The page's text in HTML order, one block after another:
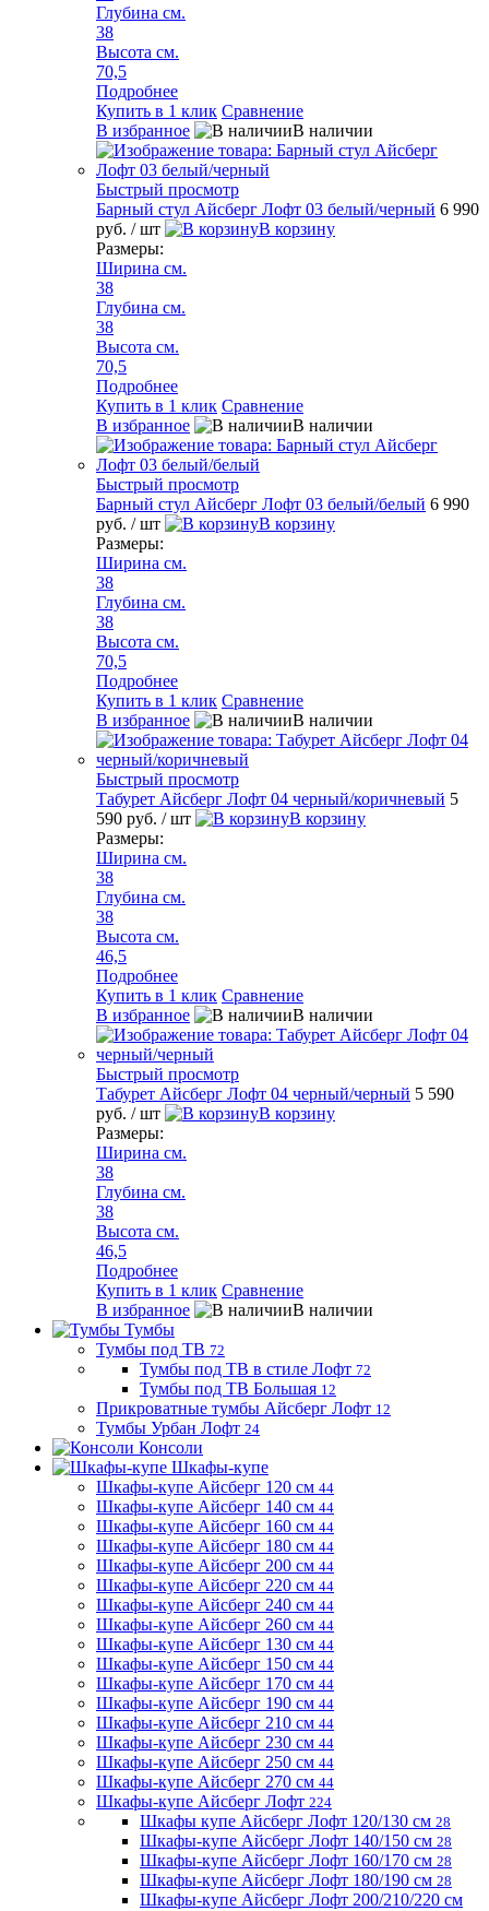
Глубина см.
38
Высота см.
70,5
Подробнее
Купить в 1 клик Сравнение
В избранное
В наличии
Быстрый просмотр
Барный стул Айсберг Лофт 03 белый/черный 6 990
руб. / шт
В корзину
Размеры:
Ширина см.
38
Глубина см.
38
Высота см.
70,5
Подробнее
Купить в 1 клик Сравнение
В избранное
В наличии
Быстрый просмотр
Барный стул Айсберг Лофт 03 белый/белый 6 990
руб. / шт
В корзину
Размеры:
Ширина см.
38
Глубина см.
38
Высота см.
70,5
Подробнее
Купить в 1 клик Сравнение
В избранное
В наличии
Быстрый просмотр
Табурет Айсберг Лофт 04 черный/коричневый 5
590 руб. / шт
В корзину
Размеры:
Ширина см.
38
Глубина см.
38
Высота см.
46,5
Подробнее
Купить в 1 клик Сравнение
В избранное
В наличии
Быстрый просмотр
Табурет Айсберг Лофт 04 черный/черный 5 590
руб. / шт
В корзину
Размеры:
Ширина см.
38
Глубина см.
38
Высота см.
46,5
Подробнее
Купить в 1 клик Сравнение
В избранное
В наличии
Тумбы
Тумбы под ТВ 72
Тумбы под ТВ в стиле Лофт 72
Тумбы под ТВ Большая 12
Прикроватные тумбы Айсберг Лофт 12
Тумбы Урбан Лофт 24
Консоли
Шкафы-купе
Шкафы-купе Айсберг 120 см 44
Шкафы-купе Айсберг 140 см 44
Шкафы-купе Айсберг 160 см 44
Шкафы-купе Айсберг 180 см 44
Шкафы-купе Айсберг 200 см 44
Шкафы-купе Айсберг 220 см 44
Шкафы-купе Айсберг 240 см 44
Шкафы-купе Айсберг 260 см 44
Шкафы-купе Айсберг 130 см 44
Шкафы-купе Айсберг 150 см 44
Шкафы-купе Айсберг 170 см 44
Шкафы-купе Айсберг 190 см 44
Шкафы-купе Айсберг 210 см 44
Шкафы-купе Айсберг 230 см 44
Шкафы-купе Айсберг 250 см 44
Шкафы-купе Айсберг 270 см 44
Шкафы-купе Айсберг Лофт 224
Шкафы купе Айсберг Лофт 120/130 см 28
Шкафы-купе Айсберг Лофт 140/150 см 28
Шкафы-купе Айсберг Лофт 160/170 см 28
Шкафы-купе Айсберг Лофт 180/190 см 28
Шкафы-купе Айсберг Лофт 200/210/220 см